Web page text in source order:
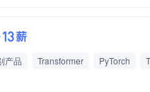
薪
产品 Transformer PyTorch